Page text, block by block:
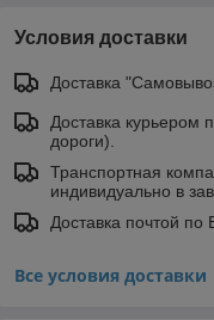
Условия доставки
Доставка
Доставка курьером
дороги).
Транспортная
индивидуально в
Доставка почтой по
Все условия доставки